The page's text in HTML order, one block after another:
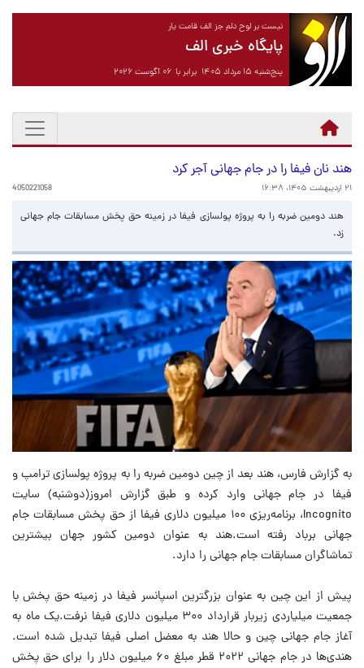
نیست بر لوح دلم جز الف قامت یار
پایگاه خبری الف
پنج‌شنبه ۱۵ مرداد ۱۴۰۵ برابر با ۰۶ آگوست ۲۰۲۶
هند نان فیفا را در جام جهانی آجر کرد
۲۱ اردیبهشت ۱۴۰۵، ۱۶:۳۸ 4050221058
هند دومین ضربه را به پروژه پولسازی فیفا در زمینه حق پخش مسابقات جام جهانی
زد.
به گزارش فارس، هند بعد از چین دومین ضربه را به پروژه پولسازی ترامپ و
فیفا در جام جهانی وارد کرده و طبق گزارش امروز(دوشنبه) سایت
Incognito، برنامه‌ریزی ۱۰۰ میلیون دلاری فیفا از حق پخش مسابقات جام
جهانی برباد رفته است.هند به عنوان دومین کشور جهان بیشترین
تماشاگران مسابقات جام جهانی را دارد.
پیش از این چین به عنوان بزرگترین اسپانسر فیفا در زمینه حق پخش با
جمعیت میلیاردی زیربار قرارداد ۳۰۰ میلیون دلاری فیفا نرفت.یک ماه به
آغاز جام جهانی چین و حالا هند به معضل اصلی فیفا تبدیل شده است.
هندی‌ها در جام جهانی ۲۰۲۲ قطر مبلغ ۶۰ میلیون دلار را برای حق پخش